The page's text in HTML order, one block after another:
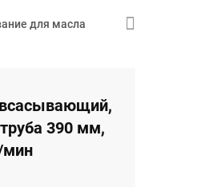
для масла
390 мм,
мин